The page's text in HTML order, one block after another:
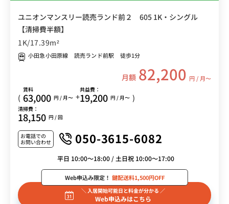
ユニオンマンスリー読売ランド前２ 605 1K・シングル
【清掃費半額】
1K/17.39m²
小田急小田原線 読売ランド前駅 徒歩1分
月額 82,200 円 / 月〜
(
賃料
63,000 円 / 月〜 +
共益費：
19,200 円 / 月〜 )
清掃費：
18,150 円 / 回
お電話での
お問い合わせ
050-3615-6082
平日 10:00～18:00 / 土日祝 10:00～17:00
＼ 入居開始可能日と料金が分かる ／
Web申込みはこちら
Web申込み限定！ 鍵配送料1,500円OFF